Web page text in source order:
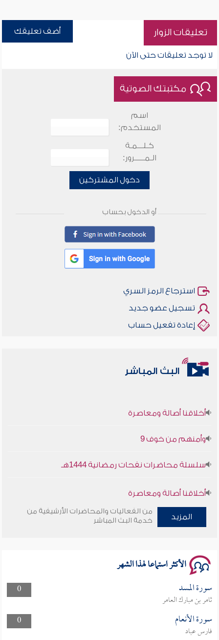
تعليقات الزوار أضف تعليقك
لا توجد تعليقات حتى الآن
مكتبتك الصوتية
اسم
المستخدم:
كـلـــمـة
الـمـــــرور:
دخول المشتركين
أو الدخول بحساب
استرجاع الرمز السري
تسجيل عضو جديد
إعادة تفعيل حساب
البث المباشر
أخلاقنا أصالة ومعاصرة
وأمنهم من خوف 9
سلسلة محاضرات نفحات رمضانية 1444هـ
أخلاقنا أصالة ومعاصرة
وأمنهم من خوف 9
المزيد
من الفعاليات والمحاضرات الأرشيفية من
خدمة البث المباشر
الأكثر استماعا لهذا الشهر
0 سورة المسد
ثامر بن مبارك العامر
0
سورة الأنعام
فارس عباد